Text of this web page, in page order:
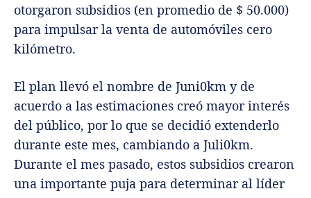
otorgaron subsidios (en promedio de $ 50.000)
para impulsar la venta de automóviles cero
kilómetro.
El plan llevó el nombre de Juni0km y de
acuerdo a las estimaciones creó mayor interés
del público, por lo que se decidió extenderlo
durante este mes, cambiando a Juli0km.
Durante el mes pasado, estos subsidios crearon
una importante puja para determinar al líder